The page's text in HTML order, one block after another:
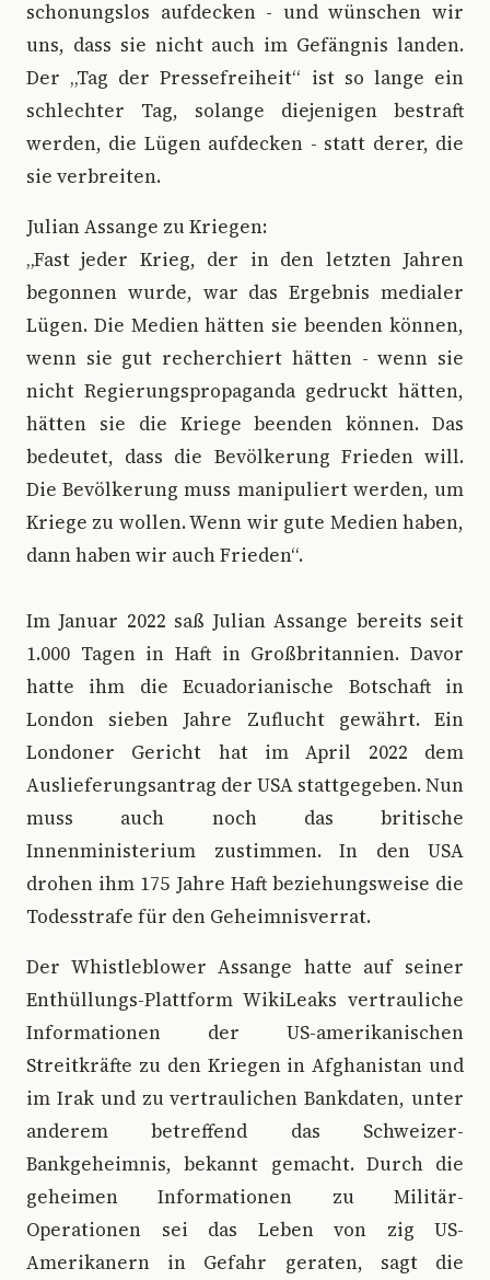
schonungslos aufdecken - und wünschen wir
uns, dass sie nicht auch im Gefängnis landen.
Der „Tag der Pressefreiheit“ ist so lange ein
schlechter Tag, solange diejenigen bestraft
werden, die Lügen aufdecken - statt derer, die
sie verbreiten.
Julian Assange zu Kriegen:
„Fast jeder Krieg, der in den letzten Jahren
begonnen wurde, war das Ergebnis medialer
Lügen. Die Medien hätten sie beenden können,
wenn sie gut recherchiert hätten - wenn sie
nicht Regierungspropaganda gedruckt hätten,
hätten sie die Kriege beenden können. Das
bedeutet, dass die Bevölkerung Frieden will.
Die Bevölkerung muss manipuliert werden, um
Kriege zu wollen. Wenn wir gute Medien haben,
dann haben wir auch Frieden“.
Im Januar 2022 saß Julian Assange bereits seit
1.000 Tagen in Haft in Großbritannien. Davor
hatte ihm die Ecuadorianische Botschaft in
London sieben Jahre Zuflucht gewährt. Ein
Londoner Gericht hat im April 2022 dem
Auslieferungsantrag der USA stattgegeben. Nun
muss auch noch das britische
Innenministerium zustimmen. In den USA
drohen ihm 175 Jahre Haft beziehungsweise die
Todesstrafe für den Geheimnisverrat.
Der Whistleblower Assange hatte auf seiner
Enthüllungs-Plattform WikiLeaks vertrauliche
Informationen der US-amerikanischen
Streitkräfte zu den Kriegen in Afghanistan und
im Irak und zu vertraulichen Bankdaten, unter
anderem betreffend das Schweizer-
Bankgeheimnis, bekannt gemacht. Durch die
geheimen Informationen zu Militär-
Operationen sei das Leben von zig US-
Amerikanern in Gefahr geraten, sagt die